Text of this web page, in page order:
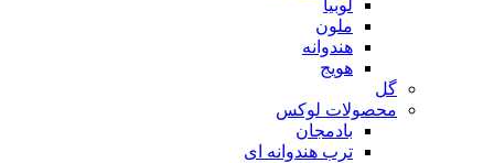
لوبیا
ملون
هندوانه
هویج
گل
محصولات لوکس
بادمجان
ترب هندوانه ای